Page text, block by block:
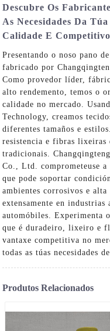
Descubre Os
As Necesidades Da
Calidade E
Presentando o noso pano
fabricado por
Como provedor líder,
alto rendemento, temos o
calidade no mercado.
Technology, creamos
diferentes tamaños e
resistencia e fibras lixeiras
tradicionais.
Co., Ltd. comprometeuse
que pode soportar
ambientes corrosivos e alta
extensamente en
automóbiles. Experimenta
que é duradeiro, lixeiro e
vantaxe competitiva no
todas as túas necesidades
Produtos Relacionados